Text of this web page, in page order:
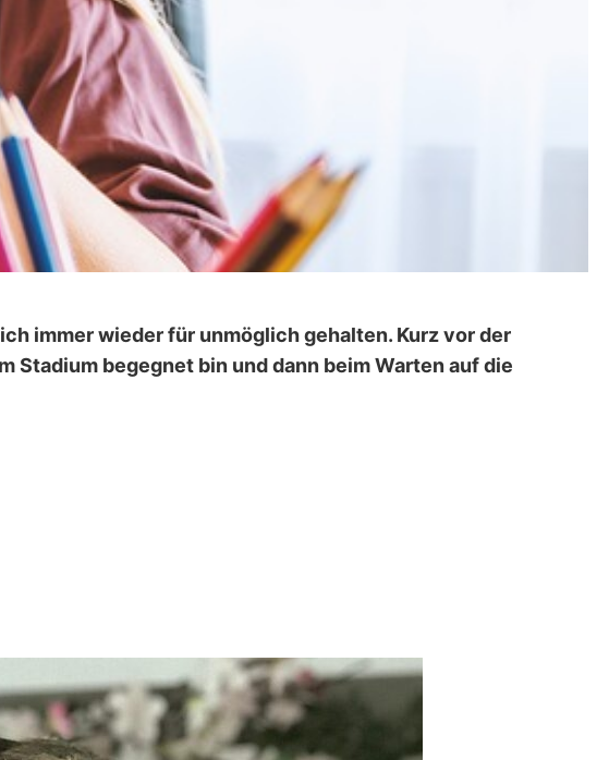
immer wieder für unmöglich gehalten. Kurz vor der
Stadium begegnet bin und dann beim Warten auf die